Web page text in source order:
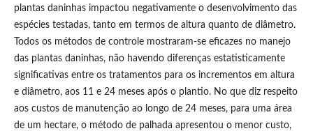
plantas daninhas impactou negativamente o desenvolvimento das
espécies testadas, tanto em termos de altura quanto de diâmetro.
Todos os métodos de controle mostraram-se eficazes no manejo
das plantas daninhas, não havendo diferenças estatisticamente
significativas entre os tratamentos para os incrementos em altura
e diâmetro, aos 11 e 24 meses após o plantio. No que diz respeito
aos custos de manutenção ao longo de 24 meses, para uma área
de um hectare, o método de palhada apresentou o menor custo,